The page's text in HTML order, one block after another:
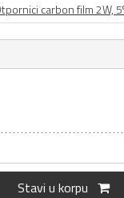
carbon film 2W,
Stavi u korpu